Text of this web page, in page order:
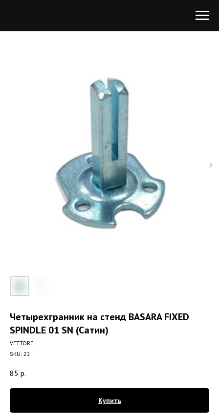
Четырехгранник на стенд BASARA FIXED
SPINDLE 01 SN (Сатин)
VETTORE
SKU: 22
85 р.
Купить